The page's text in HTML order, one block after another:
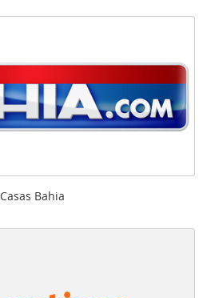
Casas Bahia